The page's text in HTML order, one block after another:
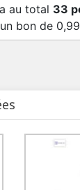
au total 33
bon de